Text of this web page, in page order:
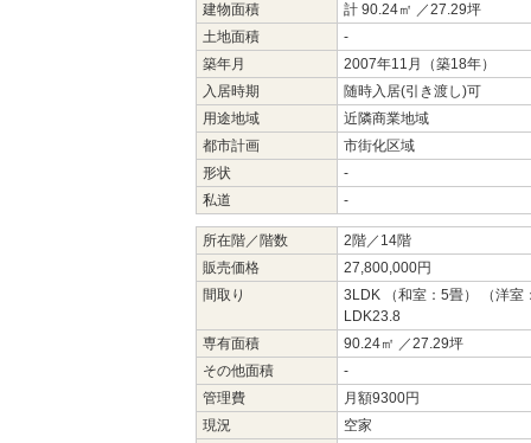
建物面積
計 90.24㎡ ／27.29坪
土地面積
-
築年月
2007年11月（築18年）
入居時期
随時入居(引き渡し)可
用途地域
近隣商業地域
都市計画
市街化区域
形状
-
私道
-
所在階／階数
2階／14階
販売価格
27,800,000円
間取り
3LDK （和室：5畳） （洋室
LDK23.8
専有面積
90.24㎡ ／27.29坪
その他面積
-
管理費
月額9300円
現況
空家